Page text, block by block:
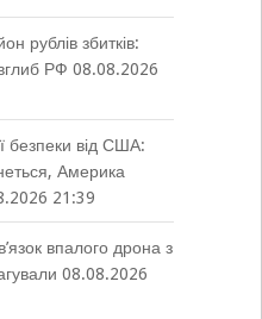
рублів збитків:
РФ 08.08.2026
безпеки від США:
Америка
21:39
впалого дрона з
08.08.2026